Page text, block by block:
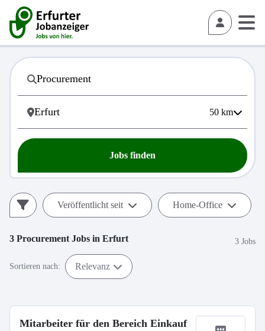
50 km
Jobs finden
Veröffentlicht seit Home-Office
3 Procurement Jobs in Erfurt 3 Jobs
Sortieren nach: Relevanz
Mitarbeiter für den Bereich Einkauf